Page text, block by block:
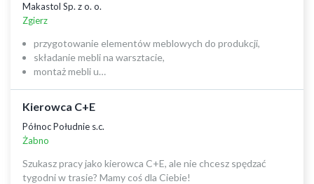
Makastol Sp. z o. o.
Zgierz
przygotowanie elementów meblowych do produkcji,
składanie mebli na warsztacie,
montaż mebli u…
Kierowca C+E
Północ Południe s.c.
Żabno
Szukasz pracy jako kierowca C+E, ale nie chcesz spędzać
tygodni w trasie? Mamy coś dla Ciebie!